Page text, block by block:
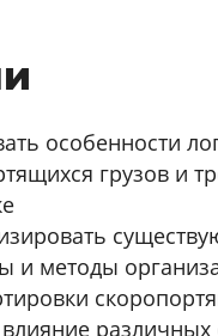
особенности
грузов и
и методы
различных